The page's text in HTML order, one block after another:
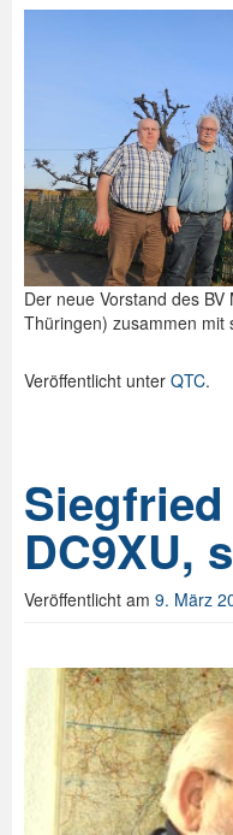
Der neue Vorstand des
Thüringen) zusammen mit
Veröffentlicht unter QTC.
DC9XU,
Veröffentlicht am 9. März